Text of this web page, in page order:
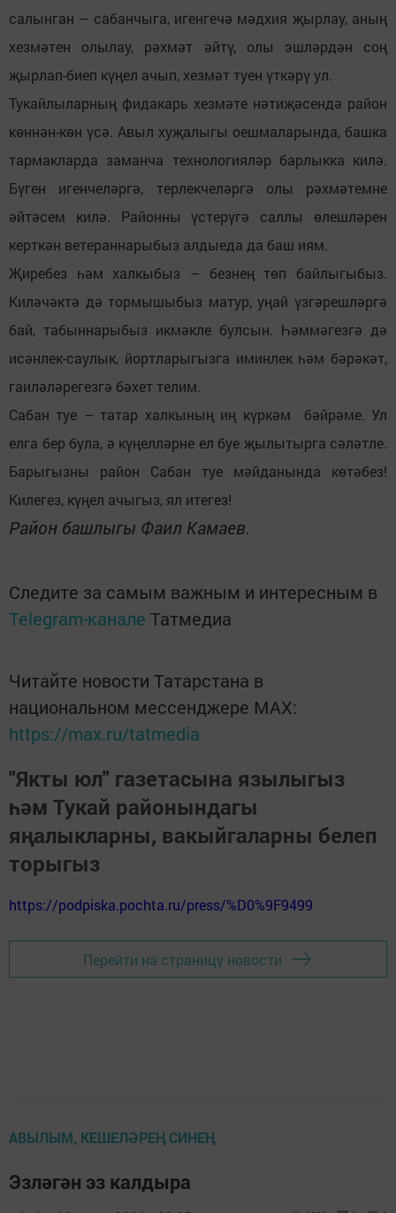
салынган – сабанчыга, игенгечә мәдхия җырлау, аның
хезмәтен олылау, рәхмәт әйтү, олы эшләрдән соң
җырлап-биеп күңел ачып, хезмәт туен үткәрү ул.
Тукайлыларның фидакарь хезмәте нәтиҗәсендә район
көннән-көн үсә. Авыл хуҗалыгы оешмаларында, башка
тармакларда заманча технологияләр барлыкка килә.
Бүген игенчеләргә, терлекчеләргә олы рәхмәтемне
әйтәсем килә. Районны үстерүгә саллы өлешләрен
керткән ветераннарыбыз алдыеда да баш иям.
Җиребез һәм халкыбыз – безнең төп байлыгыбыз.
Киләчәктә дә тормышыбыз матур, уңай үзгәрешләргә
бай, табыннарыбыз икмәкле булсын. Һәммәгезгә дә
исәнлек-саулык, йортларыгызга иминлек һәм бәрәкәт,
гаиләләрегезгә бәхет телим.
Сабан туе – татар халкының иң күркәм бәйрәме. Ул
елга бер була, ә күңелләрне ел буе җылытырга сәләтле.
Барыгызны район Сабан туе мәйданында көтәбез!
Килегез, күңел ачыгыз, ял итегез!
Район башлыгы Фаил Камаев.
Следите за самым важным и интересным в
Telegram-канале Татмедиа
Читайте новости Татарстана в
национальном мессенджере MАХ:
https://max.ru/tatmedia
"Якты юл" газетасына язылыгыз
һәм Тукай районындагы
яңалыкларны, вакыйгаларны белеп
торыгыз
https://podpiska.pochta.ru/press/%D0%9F9499
Перейти на страницу новости
АВЫЛЫМ, КЕШЕЛӘРЕҢ СИНЕҢ
Эзләгән эз калдыра